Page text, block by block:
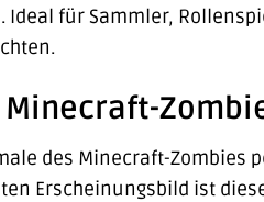
für Sammler,
des Minecraft-Zombies
Erscheinungsbild ist